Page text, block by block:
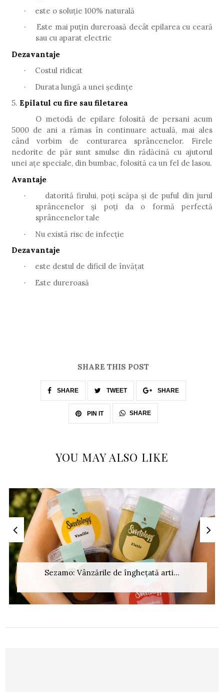
· este o soluție 100% naturală
·
Este mai puțin dureroasă decât epilarea cu ceară
sau cu aparat electric
Dezavantaje
· Costul ridicat
·
Durata lungă a unei ședințe
5. Epilatul cu fire sau filetarea
O metodă de epilare folosită de persani acum
5000 de ani a rămas în continuare actuală, mai ales
când vorbim de conturarea sprâncenelor. Firele
nedorite de păr sunt smulse din rădăcină cu ajutorul
unei ațe speciale, din bumbac, folosită ca un fel de lasou.
Avantaje
·
datorită firului, poți scăpa și de puful din jurul
sprâncenelor și poți da o formă perfectă
sprâncenelor tale
·
Nu există risc de infecție
Dezavantaje
· este destul de dificil de învățat
· Este dureroasă
SHARE THIS POST
SHARE TWEET SHARE
PIN IT SHARE
YOU MAY ALSO LIKE
Sezamo: Vânzările de înghețată arti...